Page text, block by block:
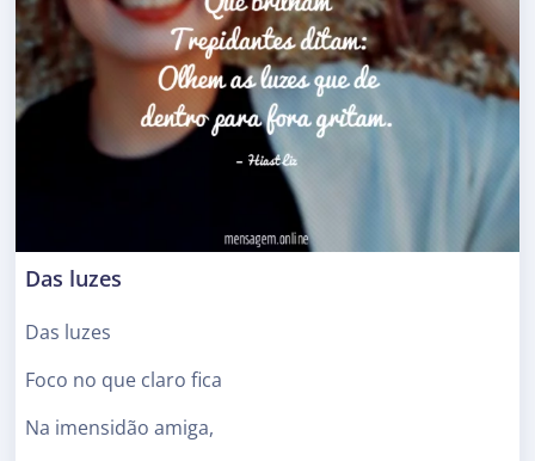
Das luzes
Das luzes
Foco no que claro fica
Na imensidão amiga,